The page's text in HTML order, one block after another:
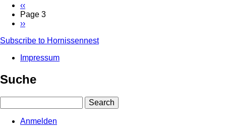
Seitennummerierung
Vorherige
Seite
‹‹
Page 3
Nächste
››
Subscribe to Hornissennest
Impressum
Suche
Anmelden